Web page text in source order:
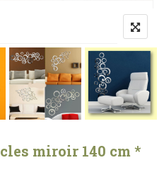
miroir 140 cm *